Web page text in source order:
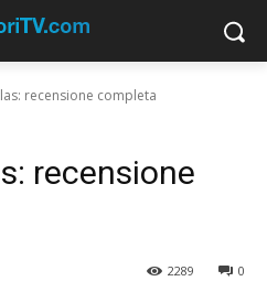
recensione completa
recensione
0
2289